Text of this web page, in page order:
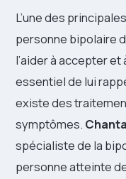
L’une des
personne bipolaire
l’aider à accepter
essentiel de lui
existe des
symptômes.
spécialiste de la
personne atteinte